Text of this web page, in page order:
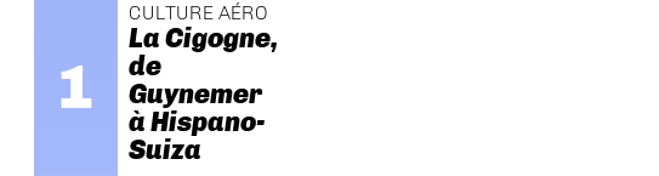
CULTURE AÉRO
La Cigogne,
de
Guynemer
à Hispano-
Suiza